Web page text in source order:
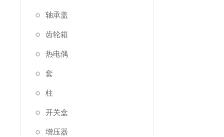
轴承盖
齿轮箱
热电偶
套
柱
开关盒
增压器